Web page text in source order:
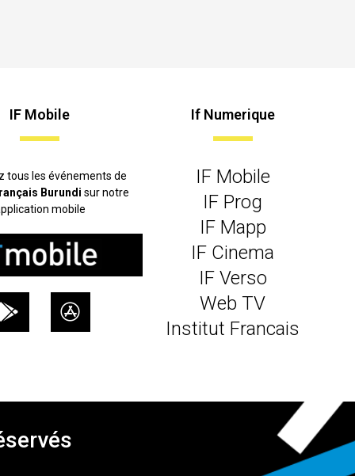
IF Mobile
tous les événements de
Burundisur notre
mobile
If Numerique
IF Mobile
IF Prog
IF Mapp
IF Cinema
IF Verso
Web TV
Institut Francais